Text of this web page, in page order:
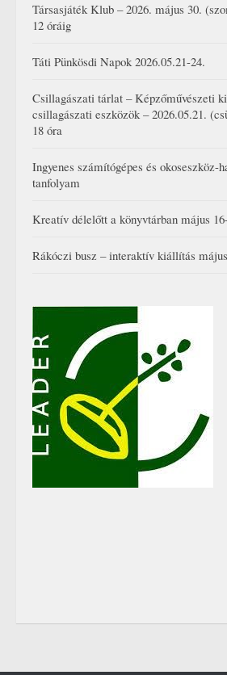
Társasjáték Klub – 2026. május 30.
12 óráig
Táti Pünkösdi Napok 2026.05.21-24.
Csillagászati tárlat – Képzőművészeti
csillagászati eszközök – 2026.05.21.
18 óra
Ingyenes számítógépes és okoseszköz-
tanfolyam
Kreatív délelőtt a könyvtárban május
Rákóczi busz – interaktív kiállítás